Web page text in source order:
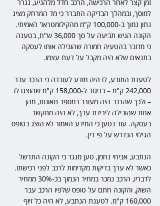
זמן קצר לאחר הרכישה, הרכב חדל מלהניע, נגרר
למוסך, ובמהלך הבדיקה התברר כי מד המרחק מציג
נתון נמוך ב-100,000 ק"מ מהקילומטראז' האמיתי.
הקונה הגיש תביעה על סך 36,000 ש"ח, בטענה
כי מדובר בהטעיה חמורה שהובילה אותו לעסקה
בתנאים שלא היה מקבל על דעת עצמו.
לטענת התובע, לו היה מודע לעובדה כי הרכב עבר
242,000 ק"מ – בניגוד ל-158,000 ק"מ שהוצגו לו
– ולכך שהרכב היה מעורב במספר תאונות, מהן
אחת שהובילה לירידת ערך, לא היה מתקשר
בעסקה. עוד נטען כי המידע האמור לא הוצג בטופס
הגילוי הנדרש על פי דין.
הנתבע, אביחי נחמן, טען מנגד כי הקונה התרשל
כאשר לא ערך בדיקות מקדימות לרכב לפני רכישתו.
לדבריו, הרכב נמכר במחיר הנמוך בכ-30% ממחיר
השוק, והקונה חתם על טופס שלפיו הרכב עבר
160,000 ק"מ. לטענת הנתבע, לא היה כל זיוף